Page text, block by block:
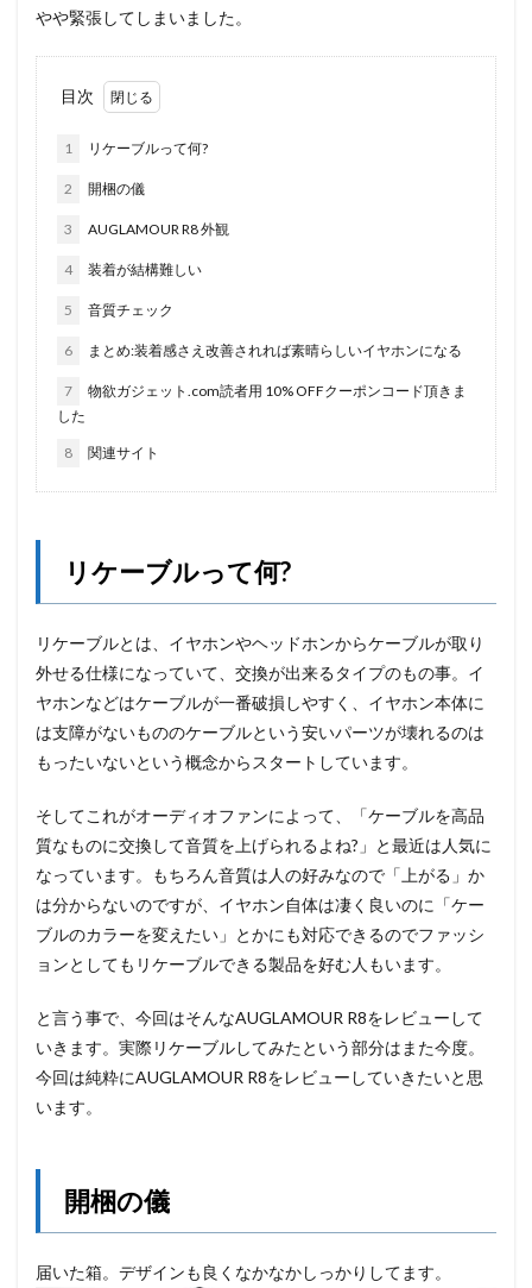
やや緊張してしまいました。
目次
1 リケーブルって何?
2 開梱の儀
3 AUGLAMOUR R8 外観
4 装着が結構難しい
5 音質チェック
6 まとめ:装着感さえ改善されれば素晴らしいイヤホンになる
7
物欲ガジェット.com読者用 10% OFFクーポンコード頂きま
した
8 関連サイト
リケーブルって何?
リケーブルとは、イヤホンやヘッドホンからケーブルが取り
外せる仕様になっていて、交換が出来るタイプのもの事。イ
ヤホンなどはケーブルが一番破損しやすく、イヤホン本体に
は支障がないもののケーブルという安いパーツが壊れるのは
もったいないという概念からスタートしています。
そしてこれがオーディオファンによって、「ケーブルを高品
質なものに交換して音質を上げられるよね?」と最近は人気に
なっています。もちろん音質は人の好みなので「上がる」か
は分からないのですが、イヤホン自体は凄く良いのに「ケー
ブルのカラーを変えたい」とかにも対応できるのでファッシ
ョンとしてもリケーブルできる製品を好む人もいます。
と言う事で、今回はそんなAUGLAMOUR R8をレビューして
いきます。実際リケーブルしてみたという部分はまた今度。
今回は純粋にAUGLAMOUR R8をレビューしていきたいと思
います。
開梱の儀
届いた箱。デザインも良くなかなかしっかりしてます。